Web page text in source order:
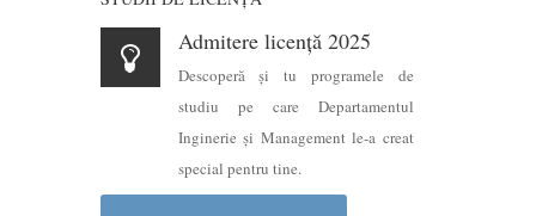
Admitere licență 2025
Descoperă şi tu programele de
studiu pe care Departamentul
Inginerie şi Management le-a creat
special pentru tine.